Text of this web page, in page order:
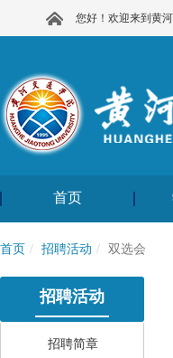
您好！欢迎来到黄
首页
首页 招聘活动 双选会
招聘活动
招聘简章